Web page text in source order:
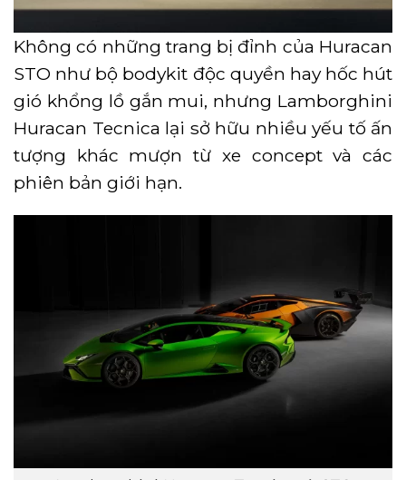
Không có những trang bị đỉnh của Huracan
STO như bộ bodykit độc quyền hay hốc hút
gió khổng lồ gắn mui, nhưng Lamborghini
Huracan Tecnica lại sở hữu nhiều yếu tố ấn
tượng khác mượn từ xe concept và các
phiên bản giới hạn.